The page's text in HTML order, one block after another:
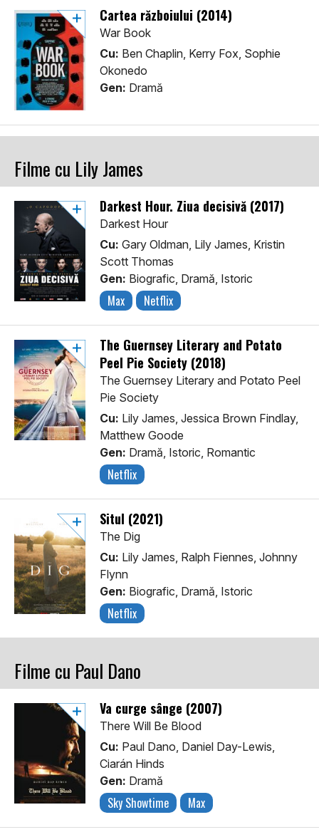
Cartea războiului (2014)
War Book
Cu: Ben Chaplin, Kerry Fox, Sophie
Okonedo
Gen: Dramă
Filme cu Lily James
Darkest Hour. Ziua decisivă (2017)
Darkest Hour
Cu: Gary Oldman, Lily James, Kristin
Scott Thomas
Gen: Biografic, Dramă, Istoric
Max Netflix
The Guernsey Literary and Potato
Peel Pie Society (2018)
The Guernsey Literary and Potato Peel
Pie Society
Cu: Lily James, Jessica Brown Findlay,
Matthew Goode
Gen: Dramă, Istoric, Romantic
Netflix
Situl (2021)
The Dig
Cu: Lily James, Ralph Fiennes, Johnny
Flynn
Gen: Biografic, Dramă, Istoric
Netflix
Filme cu Paul Dano
Va curge sânge (2007)
There Will Be Blood
Cu: Paul Dano, Daniel Day-Lewis,
Ciarán Hinds
Gen: Dramă
Sky Showtime Max